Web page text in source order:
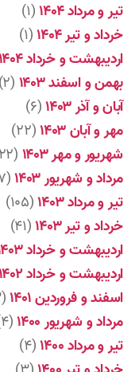
تیر و مرداد ۱۴۰۴
(۱)
خرداد و تیر ۱۴۰۴
(۱)
اردیبهشت و خرداد ۱۴۰۴
بهمن و اسفند ۱۴۰۳
(۲)
آبان و آذر ۱۴۰۳
(۶)
مهر و آبان ۱۴۰۳
(۲۲)
شهریور و مهر ۱۴۰۳
(۱۲۲)
مرداد و شهریور ۱۴۰۳
(۷)
تیر و مرداد ۱۴۰۳
(۱۰۵)
خرداد و تیر ۱۴۰۳
(۴۱)
اردیبهشت و خرداد ۱۴۰۳
اردیبهشت و خرداد ۱۴۰۲
اسفند و فروردین ۱۴۰۱
(۳)
مرداد و شهریور ۱۴۰۰
(۴)
تیر و مرداد ۱۴۰۰
(۴)